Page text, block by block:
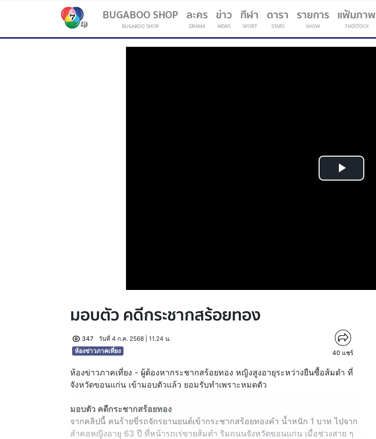
BUGABOO SHOP
BUGABOO SHOP
ละคร
DRAMA
ข่าว
NEWS
กีฬา
SPORT
(current)
ดารา
STARS
รายการ
SHOW
แฟ้มภาพ
7HDSTOCK
Play
มอบตัว คดีกระชากสร้อยทอง
347
วันที่ 4 ก.ค. 2568 | 11.24 น.
ห้องข่าวภาคเที่ยง
40 แชร์
ห้องข่าวภาคเที่ยง - ผู้ต้องหากระชากสร้อยทอง หญิงสูงอายุระหว่างยืนซื้อส้มตำ ที่
จังหวัดขอนแก่น เข้ามอบตัวแล้ว ยอมรับทำเพราะหมดตัว
มอบตัว คดีกระชากสร้อยทอง
จากคลิปนี้ คนร้ายขี่รถจักรยานยนต์เข้ากระชากสร้อยทองคำ น้ำหนัก 1 บาท ไปจาก
ลำคอหญิงอายุ 63 ปี ที่หน้ารถเร่ขายส้มตำ ริมถนนจังหวัดขอนแก่น เมื่อช่วงสาย ๆ